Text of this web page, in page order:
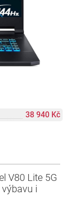
38 940 Kč
V80 Lite 5G
i